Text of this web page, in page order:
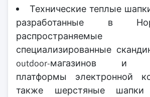
Технические теплые
разработанные в
специализированные
outdoor-магазинов и
платформы электронной
также шерстяные шапки